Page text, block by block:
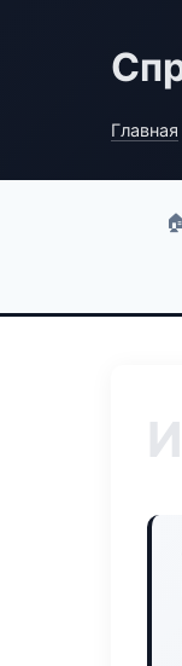
Главная